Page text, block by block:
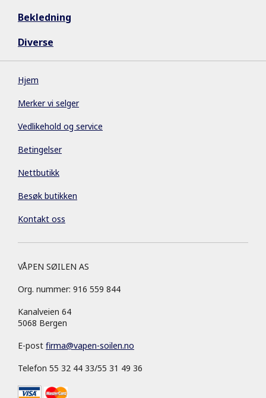
Bekledning
Diverse
Hjem
Merker vi selger
Vedlikehold og service
Betingelser
Nettbutikk
Besøk butikken
Kontakt oss
VÅPEN SØILEN AS
Org. nummer: 916 559 844
Kanalveien 64
5068 Bergen
E-post firma@vapen-soilen.no
Telefon 55 32 44 33/55 31 49 36